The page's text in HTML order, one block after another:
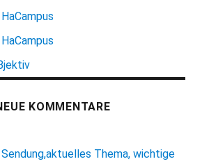
KOMMENTARE
Thema, wichtige